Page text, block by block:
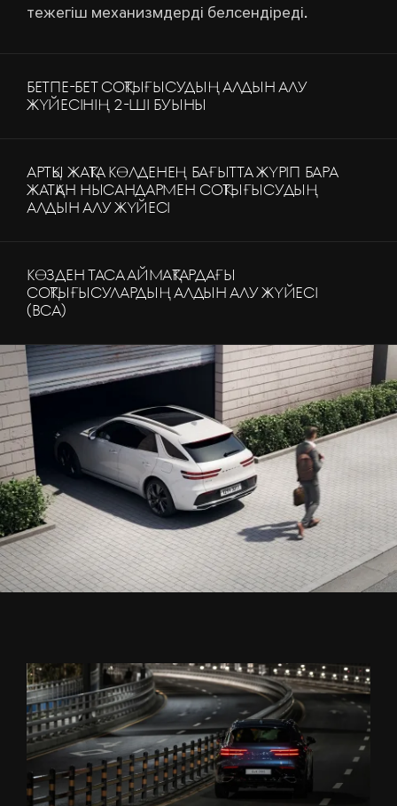
тежегіш механизмдерді белсендіреді.
БЕТПЕ-БЕТ СОҚТЫҒЫСУДЫҢ АЛДЫН АЛУ
ЖҮЙЕСІНІҢ 2-ШІ БУЫНЫ
АРТҚЫ ЖАҚТА КӨЛДЕНЕҢ БАҒЫТТА ЖҮРІП БАРА
ЖАТҚАН НЫСАНДАРМЕН СОҚТЫҒЫСУДЫҢ
АЛДЫН АЛУ ЖҮЙЕСІ
КӨЗДЕН ТАСА АЙМАҚТАРДАҒЫ
СОҚТЫҒЫСУЛАРДЫҢ АЛДЫН АЛУ ЖҮЙЕСІ
(BCA)